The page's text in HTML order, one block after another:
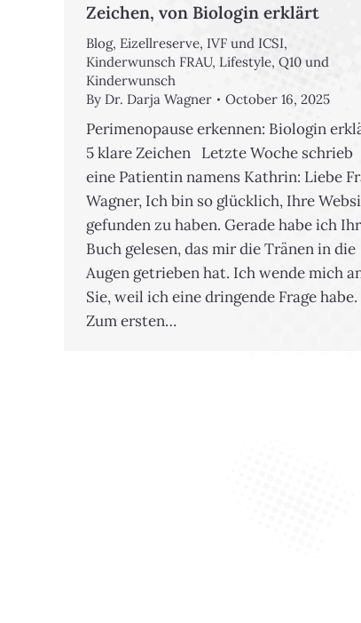
Zeichen, von Biologin erklärt
Blog, Eizellreserve, IVF und ICSI,
Kinderwunsch FRAU, Lifestyle, Q10 und
Kinderwunsch
By Dr. Darja Wagner October 16, 2025
Perimenopause erkennen: Biologin
5 klare Zeichen Letzte Woche schrieb
eine Patientin namens Kathrin: Liebe
Wagner, Ich bin so glücklich, Ihre
gefunden zu haben. Gerade habe ich Ihr
Buch gelesen, das mir die Tränen in die
Augen getrieben hat. Ich wende mich
Sie, weil ich eine dringende Frage habe.
Zum ersten…